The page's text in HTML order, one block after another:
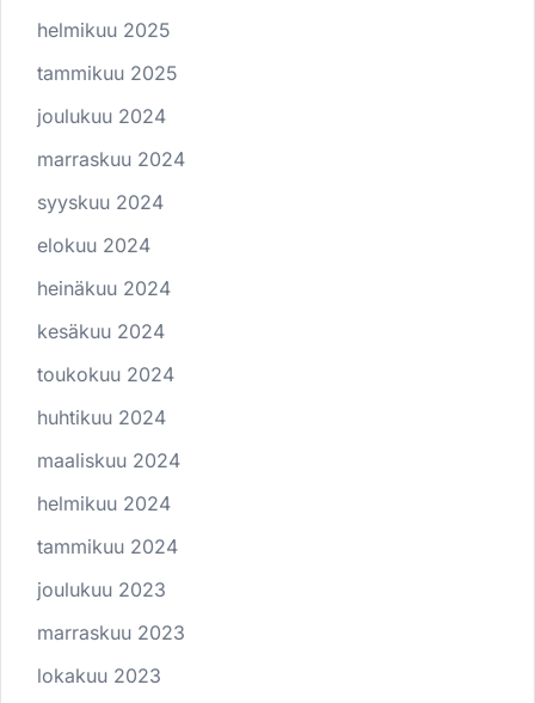
helmikuu 2025
tammikuu 2025
joulukuu 2024
marraskuu 2024
syyskuu 2024
elokuu 2024
heinäkuu 2024
kesäkuu 2024
toukokuu 2024
huhtikuu 2024
maaliskuu 2024
helmikuu 2024
tammikuu 2024
joulukuu 2023
marraskuu 2023
lokakuu 2023